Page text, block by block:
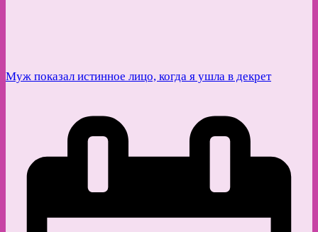
Муж показал истинное лицо, когда я ушла в декрет